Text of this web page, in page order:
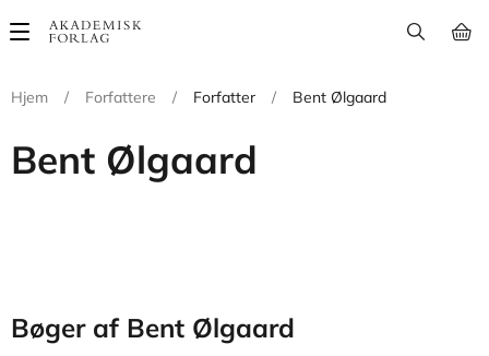
Main
Hjem
/ Forfattere / Forfatter / Bent Ølgaard
Bent Ølgaard
Bøger af Bent Ølgaard